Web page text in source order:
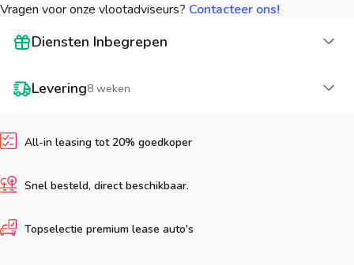
Vragen voor onze vlootadviseurs? Contacteer ons!
Diensten Inbegrepen
Levering8 weken
All-in leasing tot 20% goedkoper
Snel besteld, direct beschikbaar.
Topselectie premium lease auto's